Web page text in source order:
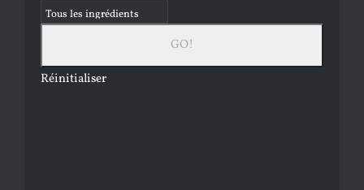
Réinitialiser